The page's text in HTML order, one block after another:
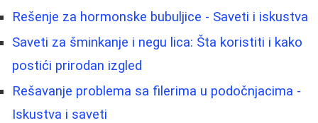
Rešenje za hormonske bubuljice - Saveti i iskustva
Saveti za šminkanje i negu lica: Šta koristiti i kako
postići prirodan izgled
Rešavanje problema sa filerima u podočnjacima -
Iskustva i saveti